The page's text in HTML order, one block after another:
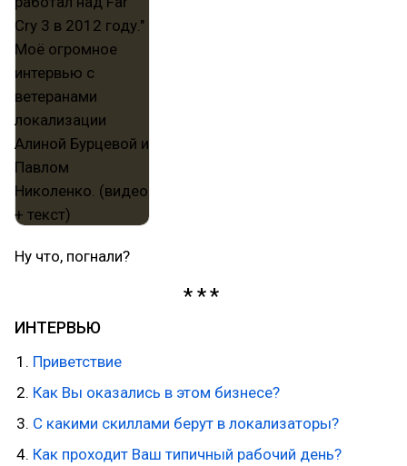
Ну что, погнали?
ИНТЕРВЬЮ
Приветствие
Как Вы оказались в этом бизнесе?
С какими скиллами берут в локализаторы?
Как проходит Ваш типичный рабочий день?